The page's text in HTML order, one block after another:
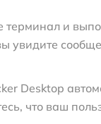
терминал и
увидите
Desktop
что ваш